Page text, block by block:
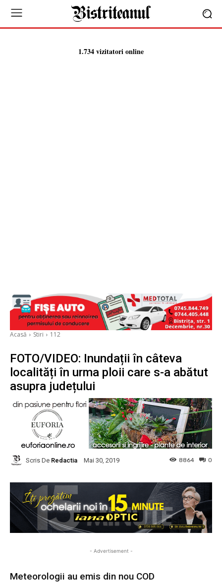
1.734 vizitatori online
Acasă Stiri 112
FOTO/VIDEO: Inundații în câteva
localități în urma ploii care s-a abătut
asupra județului
Scris De Redactia Mai 30, 2019 0
8864
- Advertisement -
Meteorologii au emis din nou COD